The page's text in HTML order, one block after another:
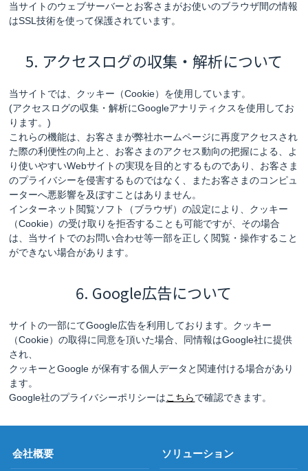
当サイトのウェブサーバーとお客さまがお使いのブラウザ間の情報
はSSL技術を使って保護されています。
5. アクセスログの収集・解析について
当サイトでは、クッキー（Cookie）を使用しています。
(アクセスログの収集・解析にGoogleアナリティクスを使用してお
ります。)
これらの機能は、お客さまが弊社ホームページに再度アクセスされ
た際の利便性の向上と、お客さまのアクセス動向の把握による、よ
り使いやすいWebサイトの実現を目的とするものであり、お客さま
のプライバシーを侵害するものではなく、またお客さまのコンピュ
ーターへ悪影響を及ぼすことはありません。
インターネット閲覧ソフト（ブラウザ）の設定により、クッキー
（Cookie）の受け取りを拒否することも可能ですが、その場合
は、当サイトでのお問い合わせ等一部を正しく閲覧・操作すること
ができない場合があります。
6. Google広告について
サイトの一部にてGoogle広告を利用しております。クッキー
（Cookie）の取得に同意を頂いた場合、同情報はGoogle社に提供
され、
クッキーとGoogle が保有する個人データと関連付ける場合があり
ます。
Google社のプライバシーポリシーはこちらで確認できます。
会社概要 ソリューション